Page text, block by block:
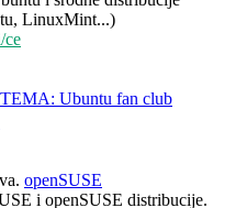
LinuxMint...)
ce
Ubuntu fan club
openSUSE
i openSUSE distribucije.